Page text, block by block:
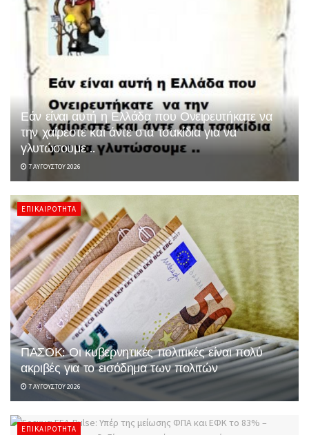
Εάν είναι αυτή η Ελλάδα που Ονειρευτήκατε να
την χαίρεστε και άντε στα τσακίδια για να
γλυτώσουμε ..
7 ΑΥΓΟΎΣΤΟΥ 2026
ΕΠΙΚΑΙΡΌΤΗΤΑ
ΠΑΣΟΚ: Οι κυβερνητικές πολιτικές είναι πολύ
ακριβές για το εισόδημα των πολιτών
7 ΑΥΓΟΎΣΤΟΥ 2026
ΕΠΙΚΑΙΡΌΤΗΤΑ